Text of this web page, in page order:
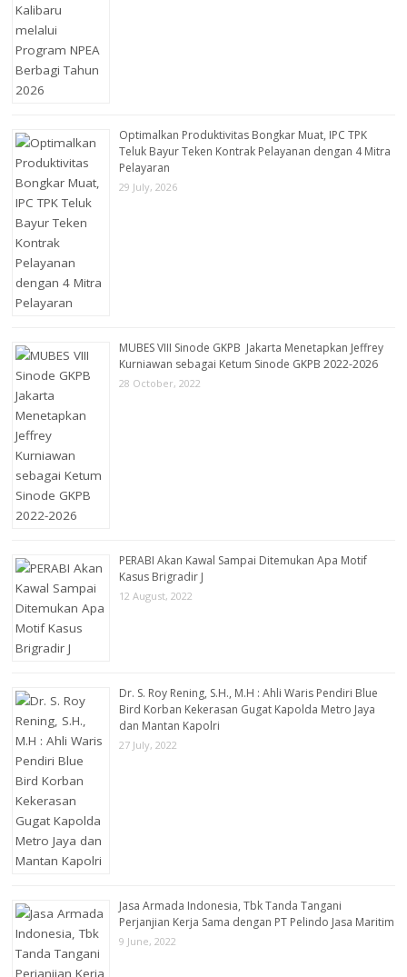
Optimalkan Produktivitas Bongkar Muat, IPC TPK
Teluk Bayur Teken Kontrak Pelayanan dengan 4 Mitra
Pelayaran
29 July, 2026
MUBES VIII Sinode GKPB Jakarta Menetapkan Jeffrey
Kurniawan sebagai Ketum Sinode GKPB 2022-2026
28 October, 2022
PERABI Akan Kawal Sampai Ditemukan Apa Motif
Kasus Brigradir J
12 August, 2022
Dr. S. Roy Rening, S.H., M.H : Ahli Waris Pendiri Blue
Bird Korban Kekerasan Gugat Kapolda Metro Jaya
dan Mantan Kapolri
27 July, 2022
Jasa Armada Indonesia, Tbk Tanda Tangani
Perjanjian Kerja Sama dengan PT Pelindo Jasa Maritim
9 June, 2022